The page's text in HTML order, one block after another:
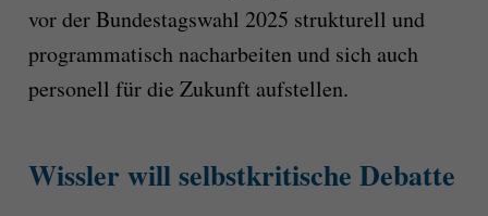
vor der Bundestagswahl 2025 strukturell und
programmatisch nacharbeiten und sich auch
personell für die Zukunft aufstellen.
Wissler will selbstkritische Debatte